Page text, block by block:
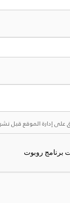
على إدارة الموقع قبل